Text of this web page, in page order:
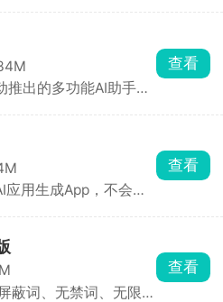
的外貌、性格和聊天风
对话内容做出符合人
极强。聊天支持文
也可直接选择AI生成的
推出的多功能AI助手，
直击重点的答案。支
出，提供多种音色选
对话，拟人化程度
。回答后主动推荐相
查看
应用生成App，不会写
发布。社区里有超多
能直接玩，普通人也能
。
查看
蔽词、无禁词、无限制
查看